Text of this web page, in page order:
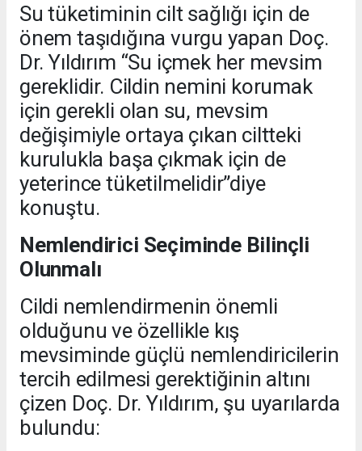
Su tüketiminin cilt sağlığı için de
önem taşıdığına vurgu yapan Doç.
Dr. Yıldırım “Su içmek her mevsim
gereklidir. Cildin nemini korumak
için gerekli olan su, mevsim
değişimiyle ortaya çıkan ciltteki
kurulukla başa çıkmak için de
yeterince tüketilmelidir”diye
konuştu.
Nemlendirici Seçiminde Bilinçli
Olunmalı
Cildi nemlendirmenin önemli
olduğunu ve özellikle kış
mevsiminde güçlü nemlendiricilerin
tercih edilmesi gerektiğinin altını
çizen Doç. Dr. Yıldırım, şu uyarılarda
bulundu: